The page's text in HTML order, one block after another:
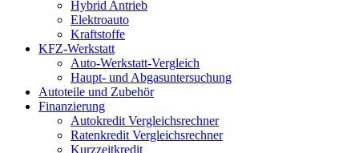
Hybrid Antrieb
Elektroauto
Kraftstoffe
KFZ-Werkstatt
Auto-Werkstatt-Vergleich
Haupt- und Abgasuntersuchung
Autoteile und Zubehör
Finanzierung
Autokredit Vergleichsrechner
Ratenkredit Vergleichsrechner
Kurzzeitkredit